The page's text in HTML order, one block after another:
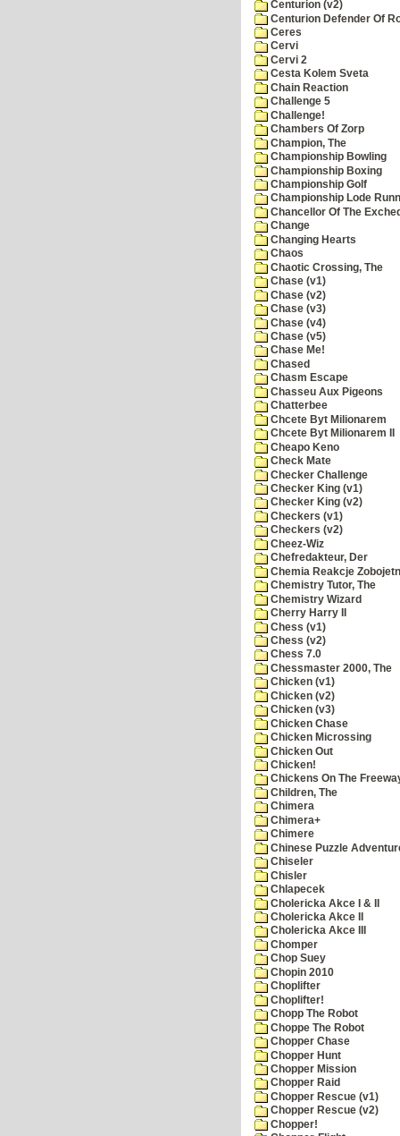
Centurion (v2)
Centurion Defender Of
Ceres
Cervi
Cervi 2
Cesta Kolem Sveta
Chain Reaction
Challenge 5
Challenge!
Chambers Of Zorp
Champion, The
Championship Bowling
Championship Boxing
Championship Golf
Championship Lode
Chancellor Of The
Change
Changing Hearts
Chaos
Chaotic Crossing, The
Chase (v1)
Chase (v2)
Chase (v3)
Chase (v4)
Chase (v5)
Chase Me!
Chased
Chasm Escape
Chasseu Aux Pigeons
Chatterbee
Chcete Byt Milionarem
Chcete Byt Milionarem II
Cheapo Keno
Check Mate
Checker Challenge
Checker King (v1)
Checker King (v2)
Checkers (v1)
Checkers (v2)
Cheez-Wiz
Chefredakteur, Der
Chemia Reakcje
Chemistry Tutor, The
Chemistry Wizard
Cherry Harry II
Chess (v1)
Chess (v2)
Chess 7.0
Chessmaster 2000, The
Chicken (v1)
Chicken (v2)
Chicken (v3)
Chicken Chase
Chicken Microssing
Chicken Out
Chicken!
Chickens On The
Children, The
Chimera
Chimera+
Chimere
Chinese Puzzle
Chiseler
Chisler
Chlapecek
Cholericka Akce I & II
Cholericka Akce II
Cholericka Akce III
Chomper
Chop Suey
Chopin 2010
Choplifter
Choplifter!
Chopp The Robot
Choppe The Robot
Chopper Chase
Chopper Hunt
Chopper Mission
Chopper Raid
Chopper Rescue (v1)
Chopper Rescue (v2)
Chopper!